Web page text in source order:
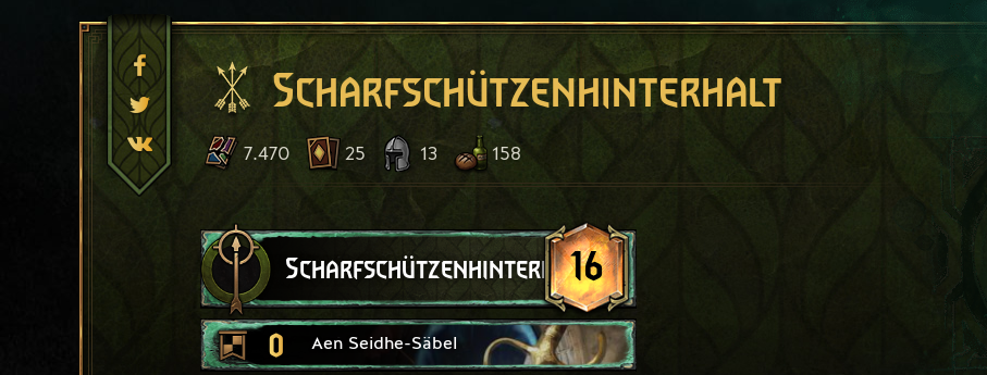
Scharfschützenhinterhalt
7.470 25 13 158
Scharfschützenhinterhalt16
0 Aen Seidhe-Säbel